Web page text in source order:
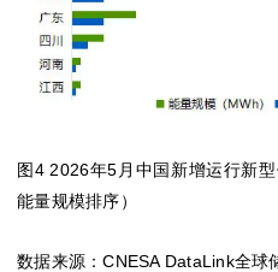
图4 2026年5月中国新增运行新
能量规模排序）
数据来源：CNESA DataLink全球